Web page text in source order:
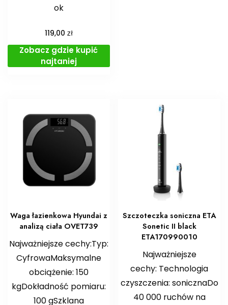
ok
119,00 zł
Zobacz gdzie kupić
najtaniej
Waga łazienkowa Hyundai z
analizą ciała OVET739
Najważniejsze cechy:Typ:
CyfrowaMaksymalne
obciążenie: 150
kgDokładność pomiaru:
100 gSzklana
Szczoteczka soniczna ETA
Sonetic II black
ETA170990010
Najważniejsze
cechy: Technologia
czyszczenia: sonicznaDo
40 000 ruchów na